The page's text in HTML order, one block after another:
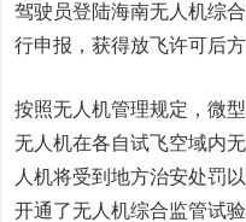
驾驶员登陆海南无人机综
行申报，获得放飞许可后方
按照无人机管理规定，微
无人机在各自试飞空域内
人机将受到地方治安处罚
开通了无人机综合监管试